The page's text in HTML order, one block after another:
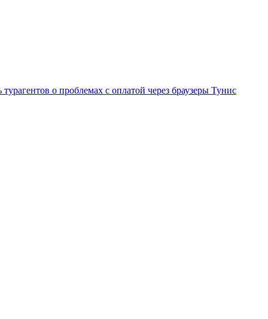
о проблемах с оплатой через браузеры Тунис